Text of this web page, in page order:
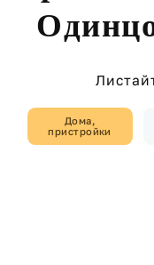
Дома,
пристройки